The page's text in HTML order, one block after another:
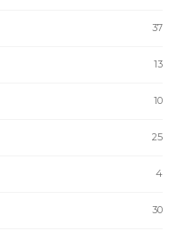
37
13
10
25
4
30